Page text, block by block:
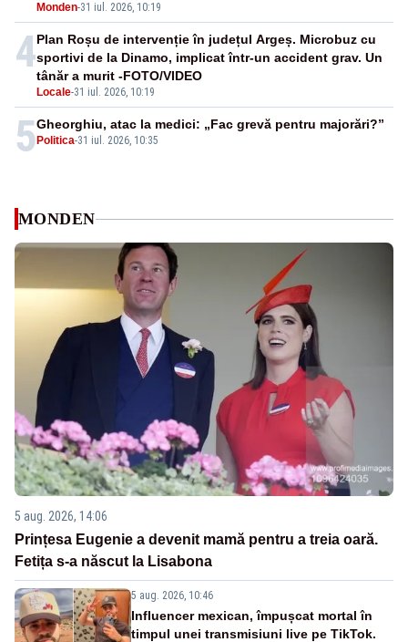
Monden-31 iul. 2026, 10:19
4
Locale-31 iul. 2026, 10:19
Plan Roșu de intervenție în județul Argeș. Microbuz cu
sportivi de la Dinamo, implicat într-un accident grav. Un
tânăr a murit -FOTO/VIDEO
5 Politica-31 iul. 2026, 10:35
Gheorghiu, atac la medici: „Fac grevă pentru majorări?”
MONDEN
5 aug. 2026, 14:06
Prințesa Eugenie a devenit mamă pentru a treia oară.
Fetița s-a născut la Lisabona
5 aug. 2026, 10:46
Influencer mexican, împușcat mortal în
timpul unei transmisiuni live pe TikTok.